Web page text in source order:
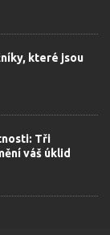
které jsou
Tři
váš úklid